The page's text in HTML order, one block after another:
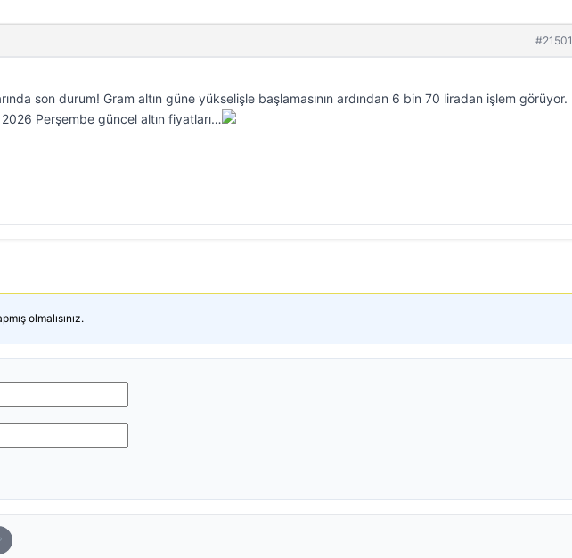
#21501
son durum! Gram altın güne yükselişle başlamasının ardından 6 bin 70 liradan işlem görüyor.
Perşembe güncel altın fiyatları…
olmalısınız.